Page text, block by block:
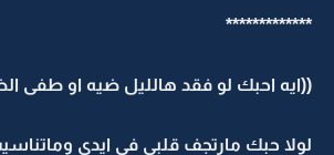
*************
((ايه احبك لو فقد هالليل ضيه او طفى
لولا حبك مارتجف قلبي في ايدي